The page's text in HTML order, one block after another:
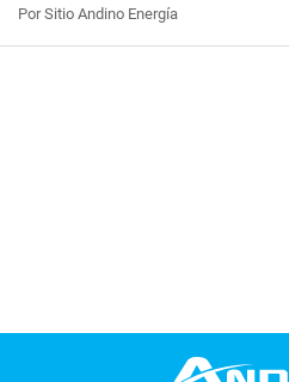
Por Sitio Andino Energía